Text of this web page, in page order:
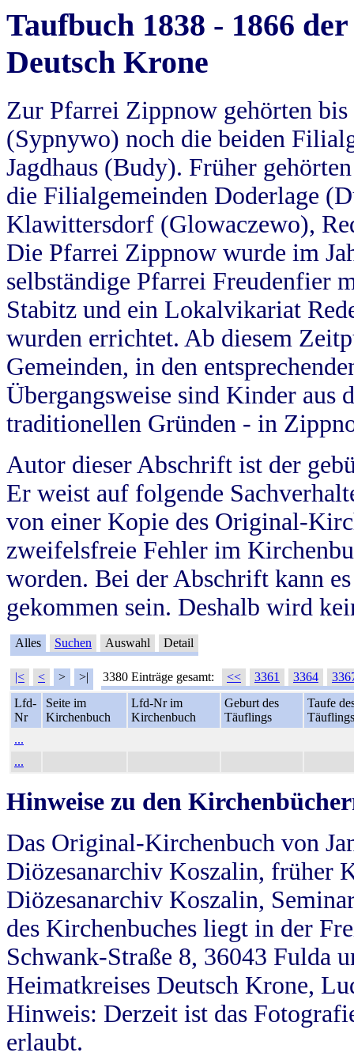
Taufbuch 1838 - 1866
Deutsch Krone
Zur Pfarrei Zippnow gehörten
(Sypnywo) noch die beiden
Jagdhaus (Budy). Früher
die Filialgemeinden Doderlage
Klawittersdorf (Glowaczewo),
Die Pfarrei Zippnow wurde im
selbständige Pfarrei Freudenfier
Stabitz und ein Lokalvikariat
wurden errichtet. Ab diesem
Gemeinden, in den
Übergangsweise sind Kinder aus
traditionellen Gründen - in
Autor dieser Abschrift ist der
Er weist auf folgende
von einer Kopie des Original-
zweifelsfreie Fehler im
worden. Bei der Abschrift kann
gekommen sein. Deshalb wird
Alles Suchen Auswahl Detail
|< < > >| 3380 Einträge gesamt: << 3361 3364
Lfd-
Nr
Seite im
Kirchenbuch
Lfd-Nr im
Kirchenbuch
Geburt des
Täuflings
Taufe
Täuflings
...
...
Hinweise zu den
Das Original-Kirchenbuch von
Diözesanarchiv Koszalin, früher
Diözesanarchiv Koszalin,
des Kirchenbuches liegt in der
Schwank-Straße 8, 36043 Fulda
Heimatkreises Deutsch Krone,
Hinweis: Derzeit ist das
erlaubt.